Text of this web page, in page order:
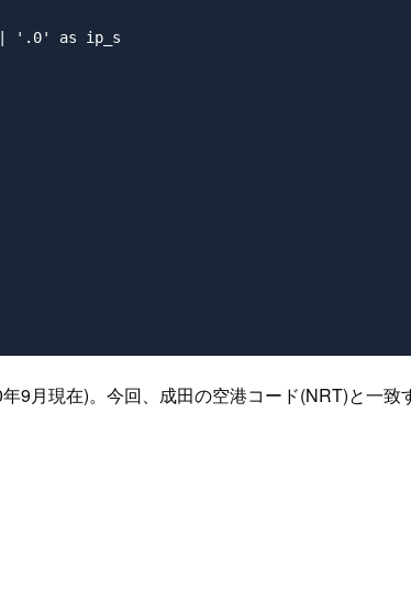
'.0' as ip_s
9月現在)。今回、成田の空港コード(NRT)と一致